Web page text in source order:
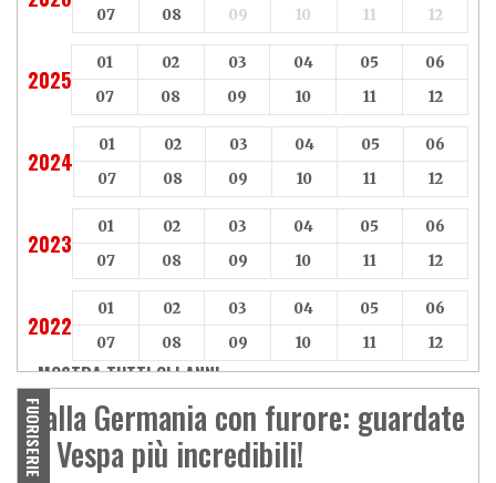
07 08 09 10 11 12
2025
01 02 03 04 05
06
07
08 09 10 11 12
2024
01 02 03 04 05
06
07
08 09 10 11 12
2023
01 02 03 04 05
06
07
08 09 10 11 12
2022
01 02 03 04 05
06
07
08 09 10 11 12
MOSTRA TUTTI GLI ANNI »
FUORISERIE
Dalla Germania con furore: guardate
le Vespa più incredibili!